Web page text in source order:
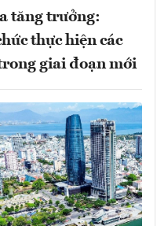
tăng trưởng:
thực hiện các
giai đoạn mới